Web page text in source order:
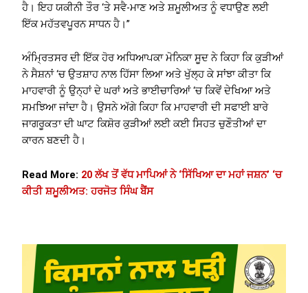
ਹੈ। ਇਹ ਯਕੀਨੀ ਤੌਰ ‘ਤੇ ਸਵੈ-ਮਾਣ ਅਤੇ ਸ਼ਮੂਲੀਅਤ ਨੂੰ ਵਧਾਉਣ ਲਈ
ਇੱਕ ਮਹੱਤਵਪੂਰਨ ਸਾਧਨ ਹੈ।”
ਅੰਮ੍ਰਿਤਸਰ ਦੀ ਇੱਕ ਹੋਰ ਅਧਿਆਪਕਾ ਮੋਨਿਕਾ ਸੂਦ ਨੇ ਕਿਹਾ ਕਿ ਕੁੜੀਆਂ
ਨੇ ਸੈਸ਼ਨਾਂ ‘ਚ ਉਤਸ਼ਾਹ ਨਾਲ ਹਿੱਸਾ ਲਿਆ ਅਤੇ ਖੁੱਲ੍ਹ ਕੇ ਸਾਂਝਾ ਕੀਤਾ ਕਿ
ਮਾਹਵਾਰੀ ਨੂੰ ਉਨ੍ਹਾਂ ਦੇ ਘਰਾਂ ਅਤੇ ਭਾਈਚਾਰਿਆਂ ‘ਚ ਕਿਵੇਂ ਦੇਖਿਆ ਅਤੇ
ਸਮਝਿਆ ਜਾਂਦਾ ਹੈ। ਉਸਨੇ ਅੱਗੇ ਕਿਹਾ ਕਿ ਮਾਹਵਾਰੀ ਦੀ ਸਫਾਈ ਬਾਰੇ
ਜਾਗਰੂਕਤਾ ਦੀ ਘਾਟ ਕਿਸ਼ੋਰ ਕੁੜੀਆਂ ਲਈ ਕਈ ਸਿਹਤ ਚੁਣੌਤੀਆਂ ਦਾ
ਕਾਰਨ ਬਣਦੀ ਹੈ।
Read More: 20 ਲੱਖ ਤੋਂ ਵੱਧ ਮਾਪਿਆਂ ਨੇ ‘ਸਿੱਖਿਆ ਦਾ ਮਹਾਂ ਜਸ਼ਨ’ ‘ਚ
ਕੀਤੀ ਸ਼ਮੂਲੀਅਤ: ਹਰਜੋਤ ਸਿੰਘ ਬੈਂਸ